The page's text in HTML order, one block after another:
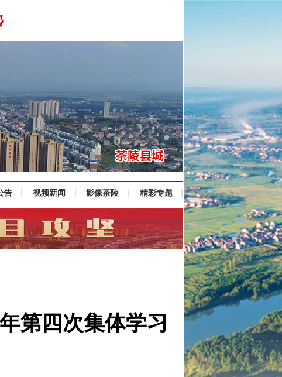
告 视频新闻 影像茶陵 精彩专题
第四次集体学习